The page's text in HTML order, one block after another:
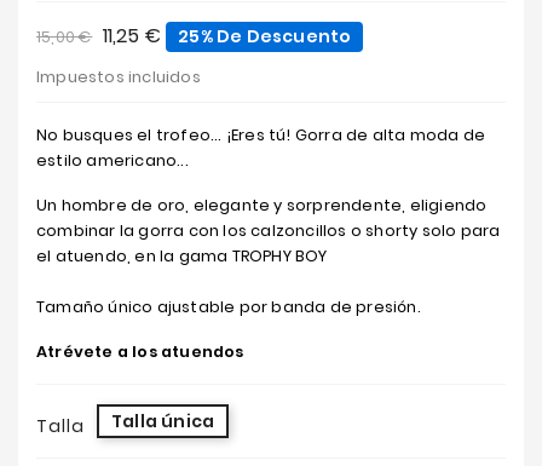
15,00 € 11,25 € 25% De Descuento
Impuestos incluidos
No busques el trofeo... ¡Eres tú! Gorra de alta moda de
estilo americano...
Un hombre de oro, elegante y sorprendente, eligiendo
combinar la gorra con los calzoncillos o shorty solo para
el atuendo, en la gama TROPHY BOY
Tamaño único ajustable por banda de presión.
Atrévete a los atuendos
Talla Talla única